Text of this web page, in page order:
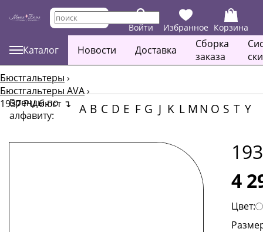
Войти Избранное Корзина
Каталог Новости Доставка
Сборка
заказа
Бюстгальтеры ›
Бюстгальтеры AVA›
1937 PU бюст ↴
Бренды по
алфавиту:
A B C D E F G J K L MN O S T Y
4
Цвет: